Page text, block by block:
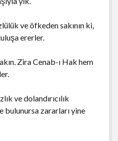
ve öfkeden sakının ki,
ererler.
Zira Cenab-ı Hak hem
ve dolandırıcılık
bulunursa zararları yine